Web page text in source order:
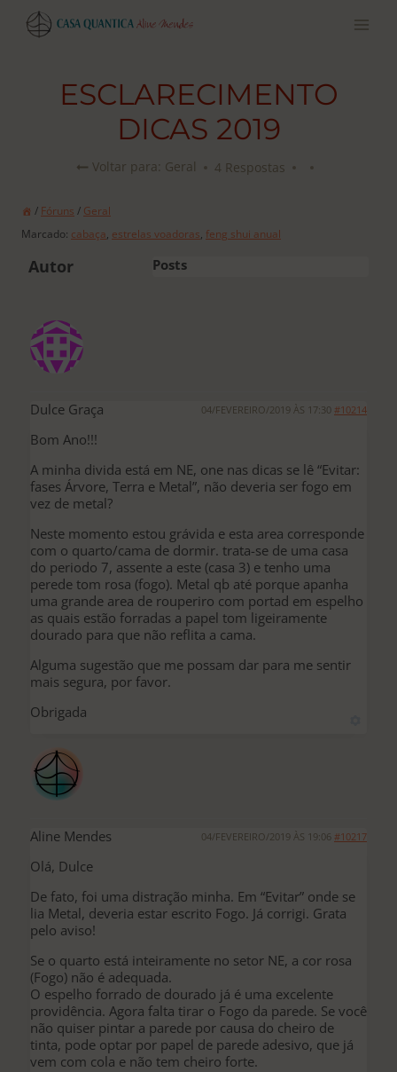
Pular
para
ESCLARECIMENTO
DICAS 2019
Voltar para: Geral 4 Respostas
/ Fóruns / Geral
Marcado: cabaça, estrelas voadoras, feng shui anual
Autor Posts
Dulce Graça 04/FEVEREIRO/2019 ÀS 17:30 #10214
Bom Ano!!!
A minha divida está em NE, one nas dicas se lê “Evitar:
fases Árvore, Terra e Metal”, não deveria ser fogo em
vez de metal?
Neste momento estou grávida e esta area corresponde
com o quarto/cama de dormir. trata-se de uma casa
do periodo 7, assente a este (casa 3) e tenho uma
perede tom rosa (fogo). Metal qb até porque apanha
uma grande area de rouperiro com portad em espelho
as quais estão forradas a papel tom ligeiramente
dourado para que não reflita a cama.
Alguma sugestão que me possam dar para me sentir
mais segura, por favor.
Obrigada
Aline Mendes 04/FEVEREIRO/2019 ÀS 19:06 #10217
Olá, Dulce
De fato, foi uma distração minha. Em “Evitar” onde se
lia Metal, deveria estar escrito Fogo. Já corrigi. Grata
pelo aviso!
Se o quarto está inteiramente no setor NE, a cor rosa
(Fogo) não é adequada.
O espelho forrado de dourado já é uma excelente
providência. Agora falta tirar o Fogo da parede. Se você
não quiser pintar a parede por causa do cheiro de
tinta, pode optar por papel de parede adesivo, que já
vem com cola e não tem cheiro forte.